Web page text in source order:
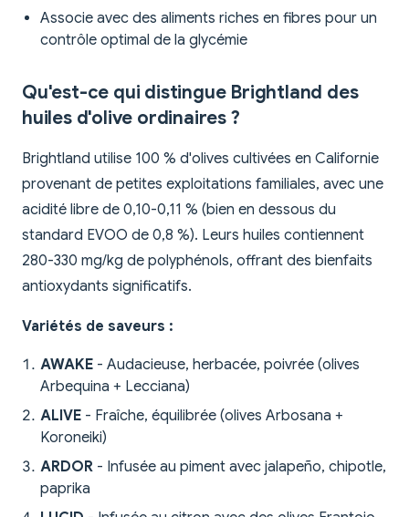
Associe avec des aliments riches en fibres pour un
contrôle optimal de la glycémie
Qu'est-ce qui distingue Brightland des
huiles d'olive ordinaires ?
Brightland utilise 100 % d'olives cultivées en Californie
provenant de petites exploitations familiales, avec une
acidité libre de 0,10-0,11 % (bien en dessous du
standard EVOO de 0,8 %). Leurs huiles contiennent
280-330 mg/kg de polyphénols, offrant des bienfaits
antioxydants significatifs.
Variétés de saveurs :
AWAKE - Audacieuse, herbacée, poivrée (olives
Arbequina + Lecciana)
ALIVE - Fraîche, équilibrée (olives Arbosana +
Koroneiki)
ARDOR - Infusée au piment avec jalapeño, chipotle,
paprika